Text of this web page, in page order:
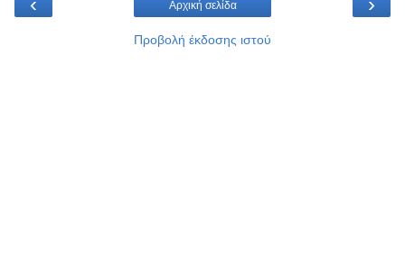
Αρχική σελίδα
Προβολή έκδοσης ιστού